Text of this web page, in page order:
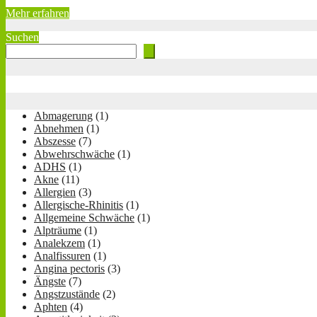
Mehr erfahren
Suchen
Abmagerung (1)
Abnehmen (1)
Abszesse (7)
Abwehrschwäche (1)
ADHS (1)
Akne (11)
Allergien (3)
Allergische-Rhinitis (1)
Allgemeine Schwäche (1)
Alpträume (1)
Analekzem (1)
Analfissuren (1)
Angina pectoris (3)
Ängste (7)
Angstzustände (2)
Aphten (4)